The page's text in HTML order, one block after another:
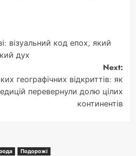
візуальний код епох, який
дух
Next:
географічних відкриттів: як
перевернули долю цілих
континентів
Подорожі